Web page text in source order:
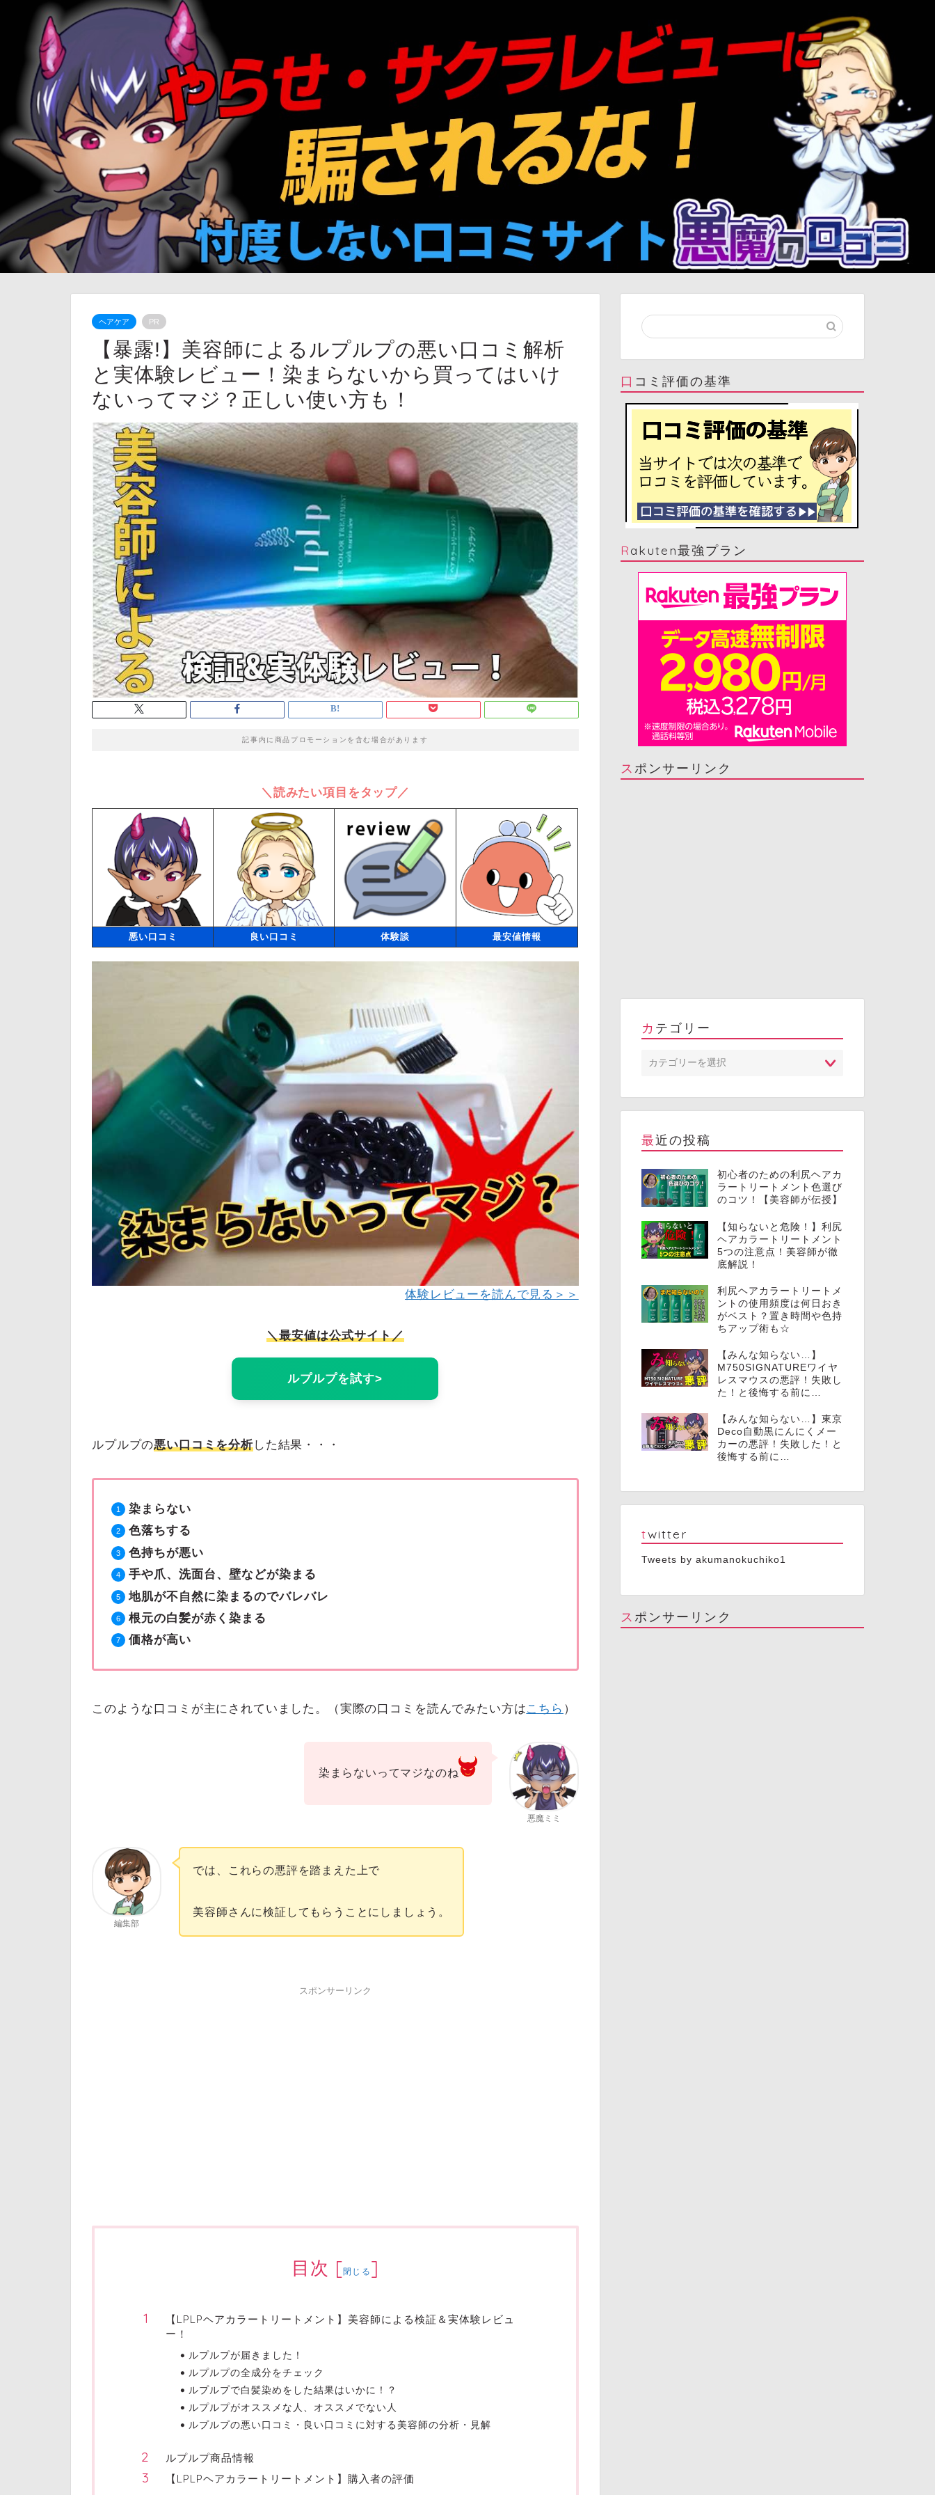
ヘアケア PR
【暴露!】美容師によるルプルプの悪い口コミ解析
と実体験レビュー！染まらないから買ってはいけ
ないってマジ？正しい使い方も！
記事内に商品プロモーションを含む場合があります
＼読みたい項目をタップ／
悪い口コミ 良い口コミ 体験談 最安値情報
体験レビューを読んで見る＞＞
＼最安値は公式サイト／
ルプルプを試す>
ルプルプの悪い口コミを分析した結果・・・
染まらない
色落ちする
色持ちが悪い
手や爪、洗面台、壁などが染まる
地肌が不自然に染まるのでバレバレ
根元の白髪が赤く染まる
価格が高い
このような口コミが主にされていました。（実際の口コミを読んでみたい方はこちら ）
悪魔ミミ
染まらないってマジなのね
編集部
では、これらの悪評を踏まえた上で
美容師さんに検証してもらうことにしましょう。
スポンサーリンク
目次 [閉じる ]
【LPLPヘアカラートリートメント】美容師による検証＆実体験レビュ
ー！
ルプルプが届きました！
ルプルプの全成分をチェック
ルプルプで白髪染めをした結果はいかに！？
ルプルプがオススメな人、オススメでない人
ルプルプの悪い口コミ・良い口コミに対する美容師の分析・見解
ルプルプ商品情報
【LPLPヘアカラートリートメント】購入者の評価
口コミ評価の基準
Rakuten最強プラン
スポンサーリンク
カテゴリー
最近の投稿
初心者のための利尻ヘアカ
ラートリートメント色選び
のコツ！【美容師が伝授】
【知らないと危険！】利尻
ヘアカラートリートメント
5つの注意点！美容師が徹
底解説！
利尻ヘアカラートリートメ
ントの使用頻度は何日おき
がベスト？置き時間や色持
ちアップ術も☆
【みんな知らない…】
M750SIGNATUREワイヤ
レスマウスの悪評！失敗し
た！と後悔する前に…
【みんな知らない…】東京
Deco自動黒にんにくメー
カーの悪評！失敗した！と
後悔する前に…
twitter
Tweets by akumanokuchiko1
スポンサーリンク